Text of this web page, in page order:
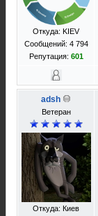
Откуда: KIEV
Сообщений: 4 794
Репутация: 601
adsh
Ветеран
Откуда: Киев